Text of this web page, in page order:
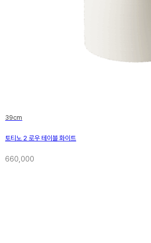
39cm
토티노 2 로우 테이블 화이트
660,000